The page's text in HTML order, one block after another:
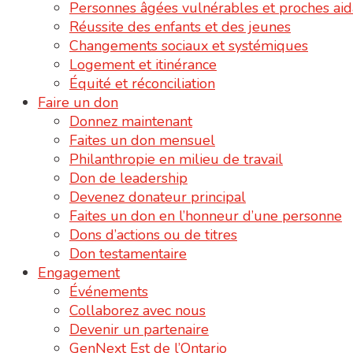
Personnes âgées vulnérables et proches
Réussite des enfants et des jeunes
Changements sociaux et systémiques
Logement et itinérance
Équité et réconciliation
Faire un don
Donnez maintenant
Faites un don mensuel
Philanthropie en milieu de travail
Don de leadership
Devenez donateur principal
Faites un don en l’honneur d’une personne
Dons d’actions ou de titres
Don testamentaire
Engagement
Événements
Collaborez avec nous
Devenir un partenaire
GenNext Est de l’Ontario